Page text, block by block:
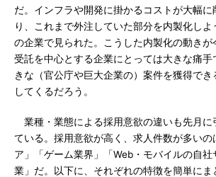
だ。インフラや開発に掛かるコストが大幅に
り、これまで外注していた部分を内製化しよ
の企業で見られた。こうした内製化の動きが
受託を中心とする企業にとっては大きな痛
きな（官公庁や巨大企業の）案件を獲得で
してくるだろう。
業種・業態による採用意欲の違いも先月に
ている。採用意欲が高く、求人件数が多いの
ア」「ゲーム業界」「Web・モバイルの自
業」だ。以下に、それぞれの特徴を簡単にま